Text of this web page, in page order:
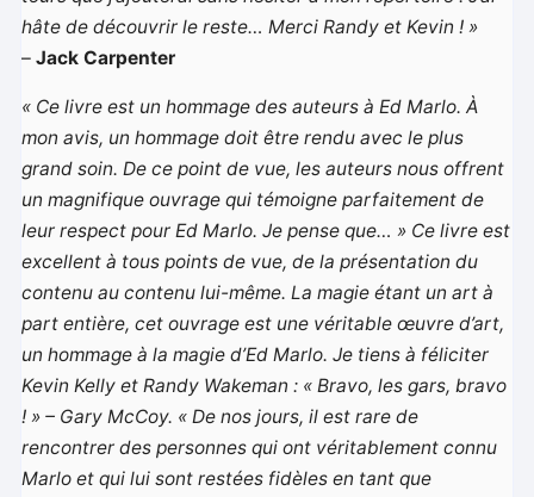
hâte de découvrir le reste… Merci Randy et Kevin ! »
–Jack Carpenter
« Ce livre est un hommage des auteurs à Ed Marlo. À
mon avis, un hommage doit être rendu avec le plus
grand soin. De ce point de vue, les auteurs nous offrent
un magnifique ouvrage qui témoigne parfaitement de
leur respect pour Ed Marlo. Je pense que… » Ce livre est
excellent à tous points de vue, de la présentation du
contenu au contenu lui-même. La magie étant un art à
part entière, cet ouvrage est une véritable œuvre d’art,
un hommage à la magie d’Ed Marlo. Je tiens à féliciter
Kevin Kelly et Randy Wakeman : « Bravo, les gars, bravo
! » – Gary McCoy. « De nos jours, il est rare de
rencontrer des personnes qui ont véritablement connu
Marlo et qui lui sont restées fidèles en tant que